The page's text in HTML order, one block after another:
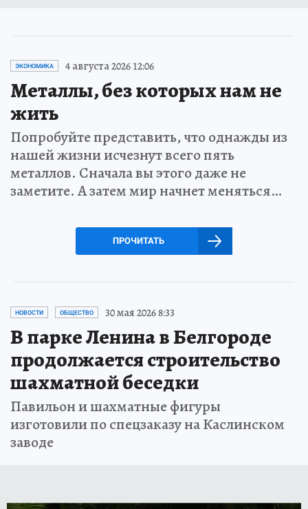
ЭКОНОМИКА 4 августа 2026 12:06
Металлы, без которых нам не
жить
Попробуйте представить, что однажды из
нашей жизни исчезнут всего пять
металлов. Сначала вы этого даже не
заметите. А затем мир начнет меняться…
ПРОЧИТАТЬ
НОВОСТИ ОБЩЕСТВО 30 мая 2026 8:33
В парке Ленина в Белгороде
продолжается строительство
шахматной беседки
Павильон и шахматные фигуры
изготовили по спецзаказу на Каслинском
заводе